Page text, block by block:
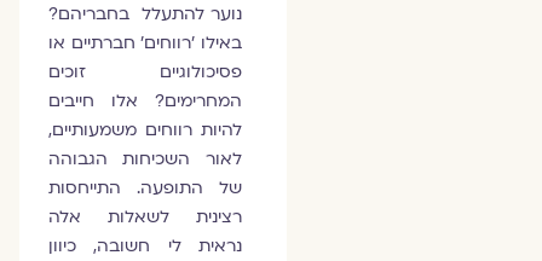
נוער להתעלל בחבריהם?
באילו 'רווחים' חברתיים או
פסיכולוגיים זוכים
המחרימים? אלו חייבים
להיות רווחים משמעותיים,
לאור השכיחות הגבוהה
של התופעה. התייחסות
רצינית לשאלות אלה
נראית לי חשובה, כיוון